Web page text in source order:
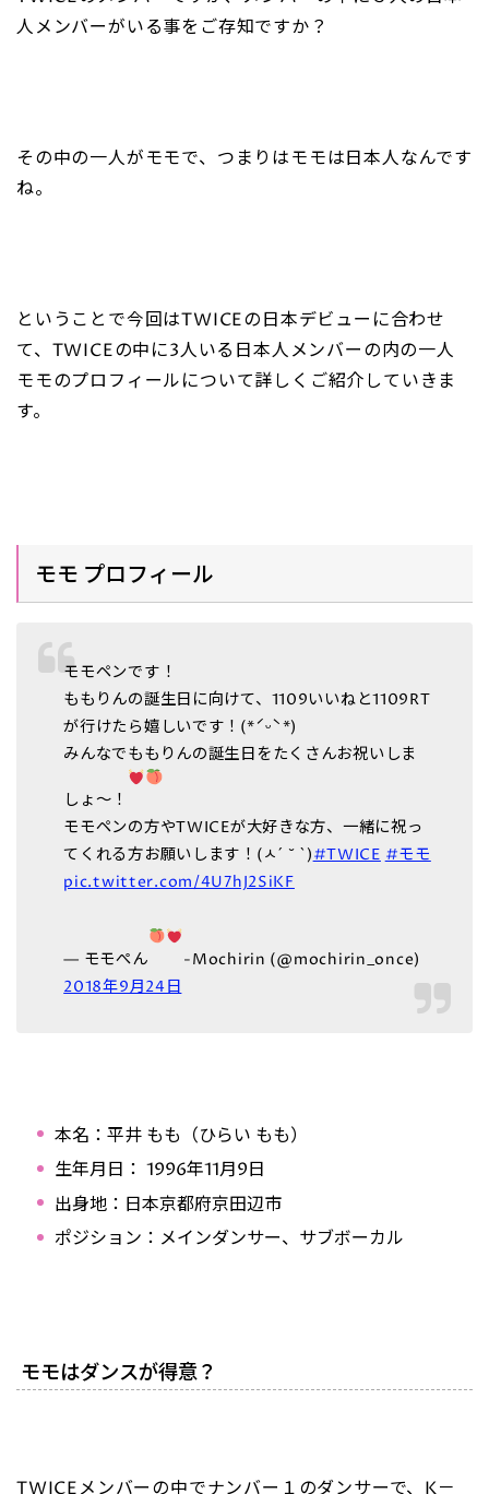
人メンバーがいる事をご存知ですか？
その中の一人がモモで、つまりはモモは日本人なんです
ね。
ということで今回はTWICEの日本デビューに合わせ
て、TWICEの中に3人いる日本人メンバーの内の一人
モモのプロフィールについて詳しくご紹介していきま
す。
モモ プロフィール
モモペンです！
ももりんの誕生日に向けて、1109いいねと1109RT
が行けたら嬉しいです！(*ˊᵕˋ*)
みんなでももりんの誕生日をたくさんお祝いしま
しょ〜！
モモペンの方やTWICEが大好きな方、一緒に祝っ
てくれる方お願いします！(ㅅ´ ˘ `)#TWICE#モモ
pic.twitter.com/4U7hJ2SiKF
— モモぺん
-Mochirin (@mochirin_once)
2018年9月24日
本名：平井 もも（ひらい もも）
生年月日： 1996年11月9日
出身地：日本京都府京田辺市
ポジション：メインダンサー、サブボーカル
モモはダンスが得意？
TWICEメンバーの中でナンバー１のダンサーで、K－